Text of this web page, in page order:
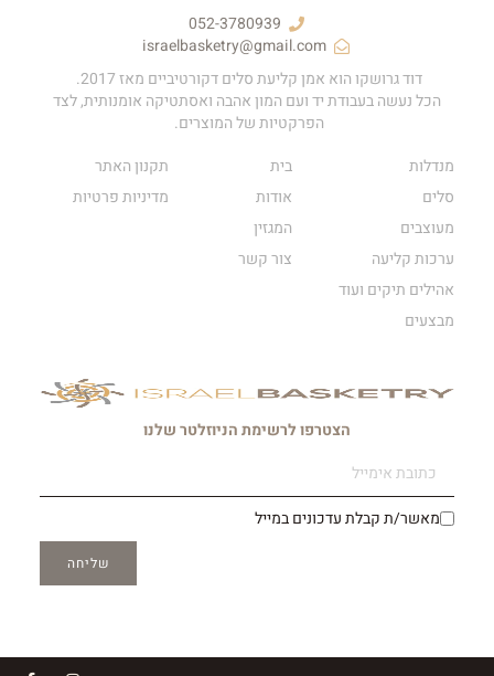
052-3780939
israelbasketry@gmail.com
דוד גרושקו הוא אמן קליעת סלים דקורטיביים מאז 2017.
הכל נעשה בעבודת יד ועם המון אהבה ואסתטיקה אומנותית, לצד
הפרקטיות של המוצרים.
מנדלות
סלים
מעוצבים
ערכות קליעה
אהילים תיקים ועוד
מבצעים
בית
אודות
המגזין
צור קשר
תקנון האתר
מדיניות פרטיות
הצטרפו לרשימת הניוזלטר שלנו
מאשר/ת קבלת עדכונים במייל
שליחה